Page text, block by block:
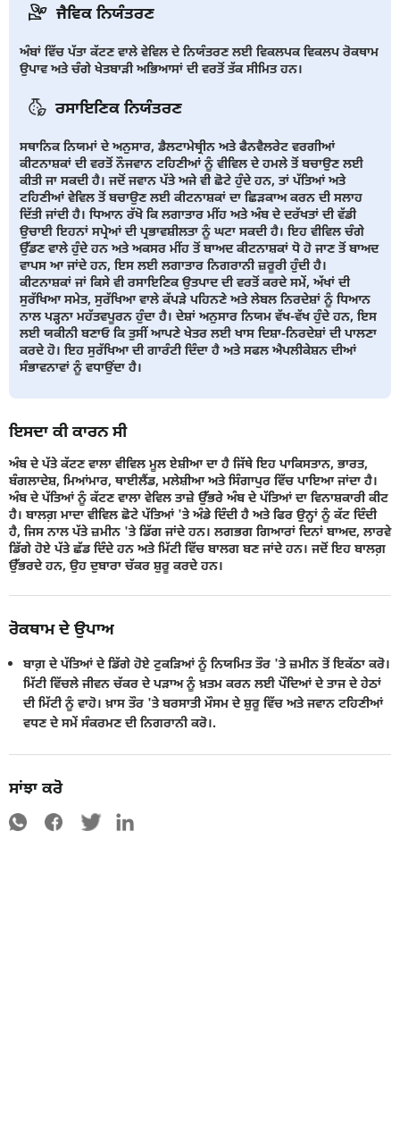
ਜੈਵਿਕ ਨਿਯੰਤਰਣ
ਅੰਬਾਂ ਵਿੱਚ ਪੱਤਾ ਕੱਟਣ ਵਾਲੇ ਵੇਵਿਲ ਦੇ ਨਿਯੰਤਰਣ ਲਈ ਵਿਕਲਪਕ ਵਿਕਲਪ ਰੋਕਥਾਮ
ਉਪਾਵ ਅਤੇ ਚੰਗੇ ਖੇਤਬਾੜੀ ਅਭਿਆਸਾਂ ਦੀ ਵਰਤੋਂ ਤੱਕ ਸੀਮਿਤ ਹਨ।
ਰਸਾਇਣਿਕ ਨਿਯੰਤਰਣ
ਸਥਾਨਿਕ ਨਿਯਮਾਂ ਦੇ ਅਨੁਸਾਰ, ਡੈਲਟਾਮੇਥ੍ਰੀਨ ਅਤੇ ਫੈਨਵੈਲਰੇਟ ਵਰਗੀਆਂ
ਕੀਟਨਾਸ਼ਕਾਂ ਦੀ ਵਰਤੋਂ ਨੌਜਵਾਨ ਟਹਿਣੀਆਂਂ ਨੂੰ ਵੀਵਿਲ ਦੇ ਹਮਲੇ ਤੋਂ ਬਚਾਉਣ ਲਈ
ਕੀਤੀ ਜਾ ਸਕਦੀ ਹੈ। ਜਦੋਂ ਜਵਾਨ ਪੱਤੇ ਅਜੇ ਵੀ ਛੋਟੇ ਹੁੰਦੇ ਹਨ, ਤਾਂ ਪੱਤਿਆਂ ਅਤੇ
ਟਹਿਣੀਆਂਂ ਵੇਵਿਲ ਤੋਂ ਬਚਾਉਣ ਲਈ ਕੀਟਨਾਸ਼ਕਾਂ ਦਾ ਛਿੜਕਾਅ ਕਰਨ ਦੀ ਸਲਾਹ
ਦਿੱਤੀ ਜਾਂਦੀ ਹੈ। ਧਿਆਨ ਰੱਖੋ ਕਿ ਲਗਾਤਾਰ ਮੀਂਹ ਅਤੇ ਅੰਬ ਦੇ ਦਰੱਖਤਾਂ ਦੀ ਵੱਡੀ
ਉਚਾਈ ਇਹਨਾਂ ਸਪ੍ਰੇਆਂ ਦੀ ਪ੍ਰਭਾਵਸ਼ੀਲਤਾ ਨੂੰ ਘਟਾ ਸਕਦੀ ਹੈ। ਇਹ ਵੀਵਿਲ ਚੰਗੇ
ਉੱਡਣ ਵਾਲੇ ਹੁੰਦੇ ਹਨ ਅਤੇ ਅਕਸਰ ਮੀਂਹ ਤੋਂ ਬਾਅਦ ਕੀਟਨਾਸ਼ਕਾਂ ਧੋ ਹੋ ਜਾਣ ਤੋਂ ਬਾਅਦ
ਵਾਪਸ ਆ ਜਾਂਦੇ ਹਨ, ਇਸ ਲਈ ਲਗਾਤਾਰ ਨਿਗਰਾਨੀ ਜ਼ਰੂਰੀ ਹੁੰਦੀ ਹੈ।
ਕੀਟਨਾਸ਼ਕਾਂ ਜਾਂ ਕਿਸੇ ਵੀ ਰਸਾਇਣਿਕ ਉਤਪਾਦ ਦੀ ਵਰਤੋਂ ਕਰਦੇ ਸਮੇਂ, ਅੱਖਾਂ ਦੀ
ਸੁਰੱਖਿਆ ਸਮੇਤ, ਸੁਰੱਖਿਆ ਵਾਲੇ ਕੱਪੜੇ ਪਹਿਨਣੇ ਅਤੇ ਲੇਬਲ ਨਿਰਦੇਸ਼ਾਂ ਨੂੰ ਧਿਆਨ
ਨਾਲ ਪੜ੍ਹਨਾ ਮਹੱਤਵਪੂਰਨ ਹੁੰਦਾ ਹੈ। ਦੇਸ਼ਾਂ ਅਨੁਸਾਰ ਨਿਯਮ ਵੱਖ-ਵੱਖ ਹੁੰਦੇ ਹਨ, ਇਸ
ਲਈ ਯਕੀਨੀ ਬਣਾਓ ਕਿ ਤੁਸੀਂ ਆਪਣੇ ਖੇਤਰ ਲਈ ਖਾਸ ਦਿਸ਼ਾ-ਨਿਰਦੇਸ਼ਾਂ ਦੀ ਪਾਲਣਾ
ਕਰਦੇ ਹੋ। ਇਹ ਸੁਰੱਖਿਆ ਦੀ ਗਾਰੰਟੀ ਦਿੰਦਾ ਹੈ ਅਤੇ ਸਫਲ ਐਪਲੀਕੇਸ਼ਨ ਦੀਆਂ
ਸੰਭਾਵਨਾਵਾਂ ਨੂੰ ਵਧਾਉਂਦਾ ਹੈ।
ਇਸਦਾ ਕੀ ਕਾਰਨ ਸੀ
ਅੰਬ ਦੇ ਪੱਤੇ ਕੱਟਣ ਵਾਲਾ ਵੀਵਿਲ ਮੂਲ ਏਸ਼ੀਆ ਦਾ ਹੈ ਜਿੱਥੇ ਇਹ ਪਾਕਿਸਤਾਨ, ਭਾਰਤ,
ਬੰਗਲਾਦੇਸ਼, ਮਿਆਂਮਾਰ, ਥਾਈਲੈਂਡ, ਮਲੇਸ਼ੀਆ ਅਤੇ ਸਿੰਗਾਪੁਰ ਵਿੱਚ ਪਾਇਆ ਜਾਂਦਾ ਹੈ।
ਅੰਬ ਦੇ ਪੱਤਿਆਂ ਨੂੰ ਕੱਟਣ ਵਾਲਾ ਵੇਵਿਲ ਤਾਜ਼ੇ ਉੱਭਰੇ ਅੰਬ ਦੇ ਪੱਤਿਆਂ ਦਾ ਵਿਨਾਸ਼ਕਾਰੀ ਕੀਟ
ਹੈ। ਬਾਲਗ਼ ਮਾਦਾ ਵੀਵਿਲ ਛੋਟੇ ਪੱਤਿਆਂ 'ਤੇ ਅੰਡੇ ਦਿੰਦੀ ਹੈ ਅਤੇ ਫਿਰ ਉਨ੍ਹਾਂ ਨੂੰ ਕੱਟ ਦਿੰਦੀ
ਹੈ, ਜਿਸ ਨਾਲ ਪੱਤੇ ਜ਼ਮੀਨ 'ਤੇ ਡਿੱਗ ਜਾਂਦੇ ਹਨ। ਲਗਭਗ ਗਿਆਰਾਂ ਦਿਨਾਂ ਬਾਅਦ, ਲਾਰਵੇ
ਡਿੱਗੇ ਹੋਏ ਪੱਤੇ ਛੱਡ ਦਿੰਦੇ ਹਨ ਅਤੇ ਮਿੱਟੀ ਵਿੱਚ ਬਾਲਗ ਬਣ ਜਾਂਦੇ ਹਨ। ਜਦੋਂ ਇਹ ਬਾਲਗ਼
ਉੱਭਰਦੇ ਹਨ, ਉਹ ਦੁਬਾਰਾ ਚੱਕਰ ਸ਼ੁਰੂ ਕਰਦੇ ਹਨ।
ਰੋਕਥਾਮ ਦੇ ਉਪਾਅ
ਬਾਗ਼ ਦੇ ਪੱਤਿਆਂ ਦੇ ਡਿੱਗੇ ਹੋਏ ਟੁਕੜਿਆਂ ਨੂੰ ਨਿਯਮਿਤ ਤੌਰ 'ਤੇ ਜ਼ਮੀਨ ਤੋਂ ਇਕੱਠਾ ਕਰੋ।
ਮਿੱਟੀ ਵਿੱਚਲੇ ਜੀਵਨ ਚੱਕਰ ਦੇ ਪੜਾਅ ਨੂੰ ਖ਼ਤਮ ਕਰਨ ਲਈ ਪੌਦਿਆਂ ਦੇ ਤਾਜ ਦੇ ਹੇਠਾਂ
ਦੀ ਮਿੱਟੀ ਨੂੰ ਵਾਹੋ। ਖ਼ਾਸ ਤੌਰ 'ਤੇ ਬਰਸਾਤੀ ਮੌਸਮ ਦੇ ਸ਼ੁਰੂ ਵਿੱਚ ਅਤੇ ਜਵਾਨ ਟਹਿਣੀਆਂ
ਵਧਣ ਦੇ ਸਮੇਂ ਸੰਕਰਮਣ ਦੀ ਨਿਗਰਾਨੀ ਕਰੋ।.
ਸਾਂਝਾ ਕਰੋ